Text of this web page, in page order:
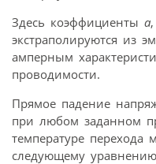
Здесь коэффициенты a,
экстраполируются из
амперным
проводимости.
Прямое падение
при любом заданном
температуре
следующему